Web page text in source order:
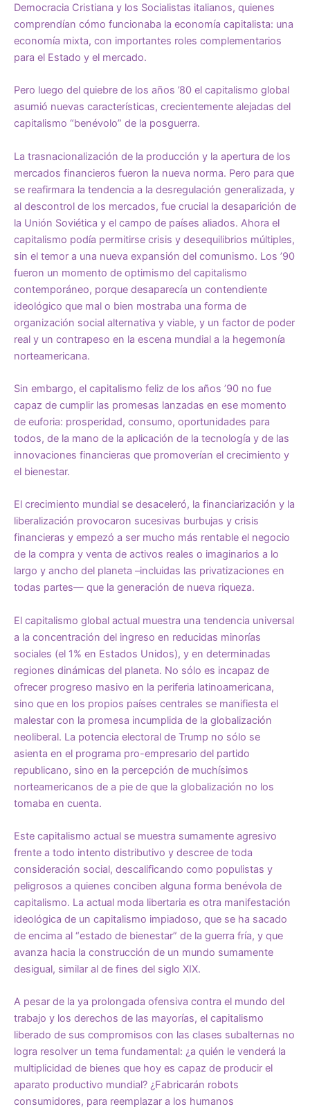
Democracia Cristiana y los Socialistas italianos, quienes
comprendían cómo funcionaba la economía capitalista: una
economía mixta, con importantes roles complementarios
para el Estado y el mercado.
Pero luego del quiebre de los años ’80 el capitalismo global
asumió nuevas características, crecientemente alejadas del
capitalismo “benévolo” de la posguerra.
La trasnacionalización de la producción y la apertura de los
mercados financieros fueron la nueva norma. Pero para que
se reafirmara la tendencia a la desregulación generalizada, y
al descontrol de los mercados, fue crucial la desaparición de
la Unión Soviética y el campo de países aliados. Ahora el
capitalismo podía permitirse crisis y desequilibrios múltiples,
sin el temor a una nueva expansión del comunismo. Los ’90
fueron un momento de optimismo del capitalismo
contemporáneo, porque desaparecía un contendiente
ideológico que mal o bien mostraba una forma de
organización social alternativa y viable, y un factor de poder
real y un contrapeso en la escena mundial a la hegemonía
norteamericana.
Sin embargo, el capitalismo feliz de los años ’90 no fue
capaz de cumplir las promesas lanzadas en ese momento
de euforia: prosperidad, consumo, oportunidades para
todos, de la mano de la aplicación de la tecnología y de las
innovaciones financieras que promoverían el crecimiento y
el bienestar.
El crecimiento mundial se desaceleró, la financiarización y la
liberalización provocaron sucesivas burbujas y crisis
financieras y empezó a ser mucho más rentable el negocio
de la compra y venta de activos reales o imaginarios a lo
largo y ancho del planeta –incluidas las privatizaciones en
todas partes— que la generación de nueva riqueza.
El capitalismo global actual muestra una tendencia universal
a la concentración del ingreso en reducidas minorías
sociales (el 1% en Estados Unidos), y en determinadas
regiones dinámicas del planeta. No sólo es incapaz de
ofrecer progreso masivo en la periferia latinoamericana,
sino que en los propios países centrales se manifiesta el
malestar con la promesa incumplida de la globalización
neoliberal. La potencia electoral de Trump no sólo se
asienta en el programa pro-empresario del partido
republicano, sino en la percepción de muchísimos
norteamericanos de a pie de que la globalización no los
tomaba en cuenta.
Este capitalismo actual se muestra sumamente agresivo
frente a todo intento distributivo y descree de toda
consideración social, descalificando como populistas y
peligrosos a quienes conciben alguna forma benévola de
capitalismo. La actual moda libertaria es otra manifestación
ideológica de un capitalismo impiadoso, que se ha sacado
de encima al “estado de bienestar” de la guerra fría, y que
avanza hacia la construcción de un mundo sumamente
desigual, similar al de fines del siglo XIX.
A pesar de la ya prolongada ofensiva contra el mundo del
trabajo y los derechos de las mayorías, el capitalismo
liberado de sus compromisos con las clases subalternas no
logra resolver un tema fundamental: ¿a quién le venderá la
multiplicidad de bienes que hoy es capaz de producir el
aparato productivo mundial? ¿Fabricarán robots
consumidores, para reemplazar a los humanos